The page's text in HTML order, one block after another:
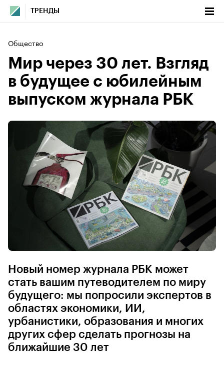
ТРЕНДЫ
Общество
Мир через 30 лет. Взгляд
в будущее с юбилейным
выпуском журнала РБК
Новый номер журнала РБК может
стать вашим путеводителем по миру
будущего: мы попросили экспертов в
областях экономики, ИИ,
урбанистики, образования и многих
других сфер сделать прогнозы на
ближайшие 30 лет